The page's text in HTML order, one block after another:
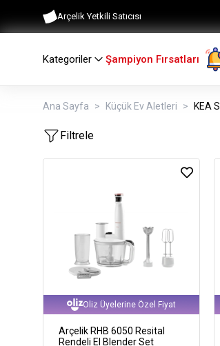
Arçelik Yetkili Satıcısı
Kategoriler Şampiyon Fırsatları
Ana Sayfa Küçük Ev Aletleri KEA
Filtrele
Oliz Üyelerine Özel Fiyat
Arçelik RHB 6050 Resital
Rendeli El Blender Set